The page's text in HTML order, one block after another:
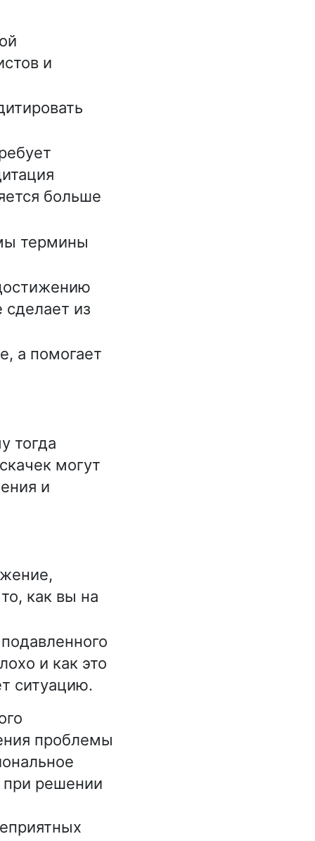
и
больше
термины
из
а помогает
тогда
могут
и
как вы на
и как это
ситуацию.
проблемы
при решении